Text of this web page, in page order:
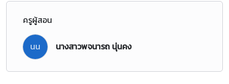
ครูผู้สอน
นน นางสาวพจนารถ นุ่นคง